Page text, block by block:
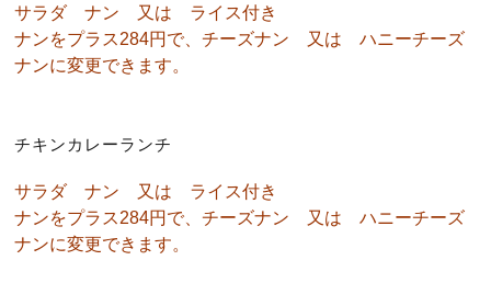
サラダ ナン 又は ライス付き
ナンをプラス284円で、チーズナン 又は ハニーチーズ
ナンに変更できます。
チキンカレーランチ
サラダ ナン 又は ライス付き
ナンをプラス284円で、チーズナン 又は ハニーチーズ
ナンに変更できます。